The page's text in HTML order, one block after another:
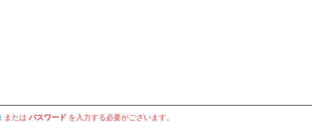
または パスワード を入力する必要がございます。